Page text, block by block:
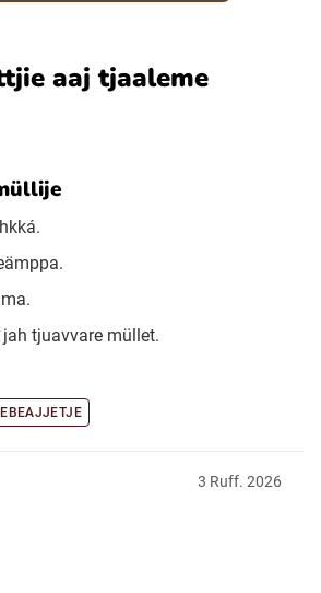
aaj tjaaleme
tjuavvare müllet.
3 Ruff. 2026